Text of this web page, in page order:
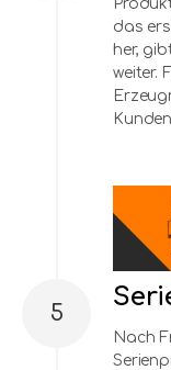
das
her,
weiter.
Nach
5